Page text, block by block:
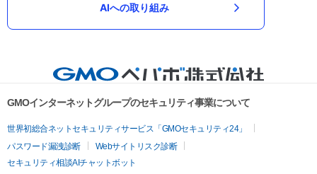
AIへの取り組み
GMOインターネットグループのセキュリティ事業について
世界初総合ネットセキュリティサービス「GMOセキュリティ24」
パスワード漏洩診断
Webサイトリスク診断
セキュリティ相談AIチャットボット